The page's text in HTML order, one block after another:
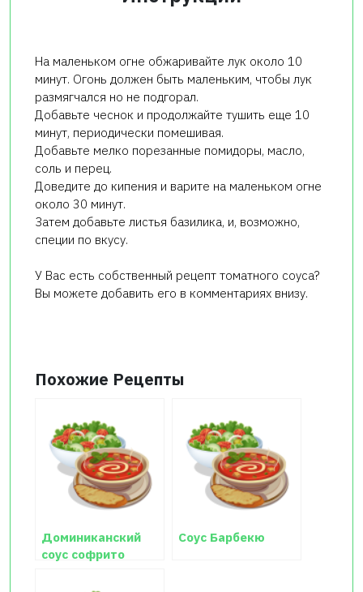
На маленьком огне обжаривайте лук около 10
минут. Огонь должен быть маленьким, чтобы лук
размягчался но не подгорал.
Добавьте чеснок и продолжайте тушить еще 10
минут, периодически помешивая.
Добавьте мелко порезанные помидоры, масло,
соль и перец.
Доведите до кипения и варите на маленьком огне
около 30 минут.
Затем добавьте листья базилика, и, возможно,
специи по вкусу.
У Вас есть собственный рецепт томатного соуса?
Вы можете добавить его в комментариях внизу.
Похожие Рецепты
Доминиканский
соус софрито
Соус Барбекю